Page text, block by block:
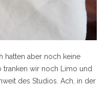
hatten aber noch keine
tranken wir noch Limo und
des Studios. Ach, in der